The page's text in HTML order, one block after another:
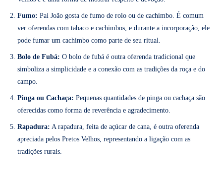
Fumo: Pai João gosta de fumo de rolo ou de cachimbo. É comum
ver oferendas com tabaco e cachimbos, e durante a incorporação, ele
pode fumar um cachimbo como parte de seu ritual.
Bolo de Fubá: O bolo de fubá é outra oferenda tradicional que
simboliza a simplicidade e a conexão com as tradições da roça e do
campo.
Pinga ou Cachaça: Pequenas quantidades de pinga ou cachaça são
oferecidas como forma de reverência e agradecimento.
Rapadura: A rapadura, feita de açúcar de cana, é outra oferenda
apreciada pelos Pretos Velhos, representando a ligação com as
tradições rurais.